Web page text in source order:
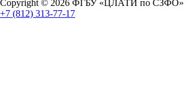
Copyright © 2026 ФГБУ «ЦЛАТИ по СЗФО»
+7 (812) 313-77-17